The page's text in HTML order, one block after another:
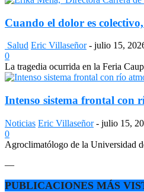
Cuando el dolor es
Salud Eric Villaseñor - julio 15,
0
La tragedia ocurrida en la Feria
Intenso sistema frontal con
Noticias Eric Villaseñor - julio 15,
0
Agroclimatólogo de la Universidad
—
PUBLICACIONES MÁS